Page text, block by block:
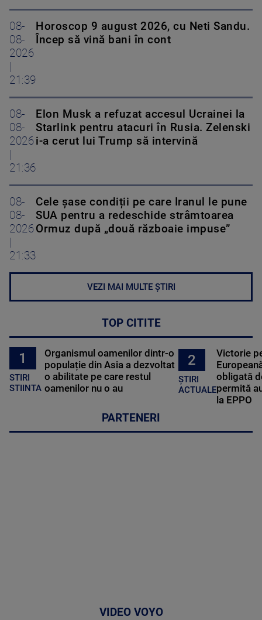
08-
08-
2026
21:39
Horoscop 9 august 2026, cu Neti Sandu.
Încep să vină bani în cont
08-
08-
2026
21:36
Elon Musk a refuzat accesul Ucrainei la
Starlink pentru atacuri în Rusia. Zelenski
i-a cerut lui Trump să intervină
08-
08-
2026
21:33
Cele șase condiții pe care Iranul le pune
SUA pentru a redeschide strâmtoarea
Ormuz după „două războaie impuse”
VEZI MAI MULTE ȘTIRI
TOP CITITE
1
STIRI
STIINTA
Organismul oamenilor dintr-o
populație din Asia a dezvoltat
o abilitate pe care restul
oamenilor nu o au
2
ȘTIRI
ACTUALE
Victorie
obligată
permită
la EPPO
PARTENERI
VIDEO VOYO